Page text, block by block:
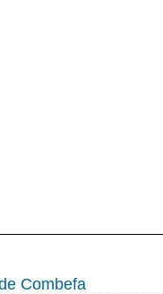
Combefa